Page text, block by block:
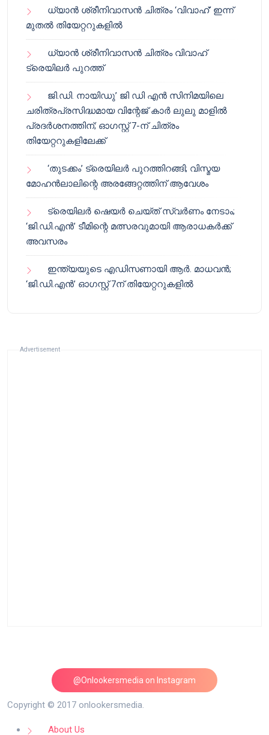
ധ്യാൻ ശ്രീനിവാസൻ ചിത്രം ‘വിവാഹ്’ ഇന്ന്
മുതൽ തിയേറ്ററുകളിൽ
ധ്യാൻ ശ്രീനിവാസൻ ചിത്രം വിവാഹ്
ട്രെയിലർ പുറത്ത്
ജി.ഡി. നായിഡു’ ജി ഡി എൻ സിനിമയിലെ
ചരിത്രപ്രസിദ്ധമായ വിന്റേജ് കാർ ലുലു മാളിൽ
പ്രദർശനത്തിന്; ഓഗസ്റ്റ് 7-ന് ചിത്രം
തിയേറ്ററുകളിലേക്ക്
‘തുടക്കം’ ട്രെയിലർ പുറത്തിറങ്ങി; വിസ്മയ
മോഹൻലാലിന്റെ അരങ്ങേറ്റത്തിന് ആവേശം
ട്രെയിലർ ഷെയർ ചെയ്‌ത് സ്വർണം നേടാം;
‘ജി.ഡി.എൻ’ ടീമിന്റെ മത്സരവുമായി ആരാധകർക്ക്
അവസരം
ഇന്ത്യയുടെ എഡിസണായി ആർ. മാധവൻ;
‘ജി.ഡി.എൻ’ ഓഗസ്റ്റ് 7ന് തിയേറ്ററുകളിൽ
Advertisement
@Onlookersmedia on Instagram
Follow on Instagram
Copyright © 2017 onlookersmedia.
About Us